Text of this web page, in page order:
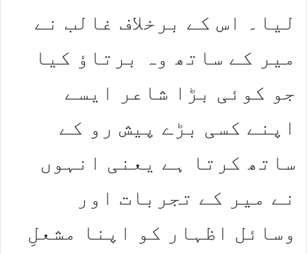
لیا۔ اس کے برخلاف غالب نے
میر کے ساتھ وہ برتاؤ کیا
جو کوئی بڑا شاعر ایسے
اپنے کسی بڑے پیش رو کے
ساتھ کرتا ہے یعنی انہوں
نے میر کے تجربات اور
وسائل اظہار کو اپنا مشعلِ